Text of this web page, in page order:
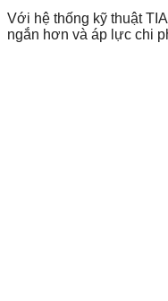
Với hệ thống kỹ thuật
ngắn hơn và áp lực chi